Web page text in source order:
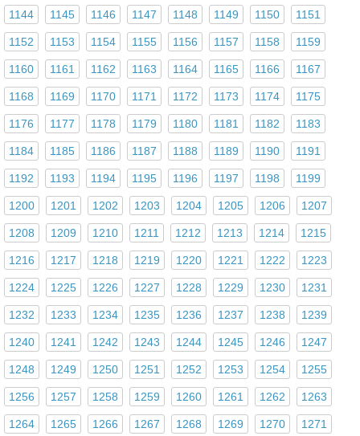
1144 1145 1146 1147 1148 1149 1150 1151
1152 1153 1154 1155 1156 1157 1158 1159
1160 1161 1162 1163 1164 1165 1166 1167
1168 1169 1170 1171 1172 1173 1174 1175
1176 1177 1178 1179 1180 1181 1182 1183
1184 1185 1186 1187 1188 1189 1190 1191
1192 1193 1194 1195 1196 1197 1198 1199
1200 1201 1202 1203 1204 1205 1206 1207
1208 1209 1210 1211 1212 1213 1214 1215
1216 1217 1218 1219 1220 1221 1222 1223
1224 1225 1226 1227 1228 1229 1230 1231
1232 1233 1234 1235 1236 1237 1238 1239
1240 1241 1242 1243 1244 1245 1246 1247
1248 1249 1250 1251 1252 1253 1254 1255
1256 1257 1258 1259 1260 1261 1262 1263
1264 1265 1266 1267 1268 1269 1270 1271